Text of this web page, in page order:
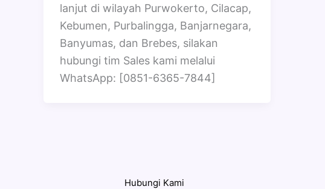
lanjut di wilayah Purwokerto, Cilacap,
Kebumen, Purbalingga, Banjarnegara,
Banyumas, dan Brebes, silakan
hubungi tim Sales kami melalui
WhatsApp: [0851-6365-7844]
Hubungi Kami